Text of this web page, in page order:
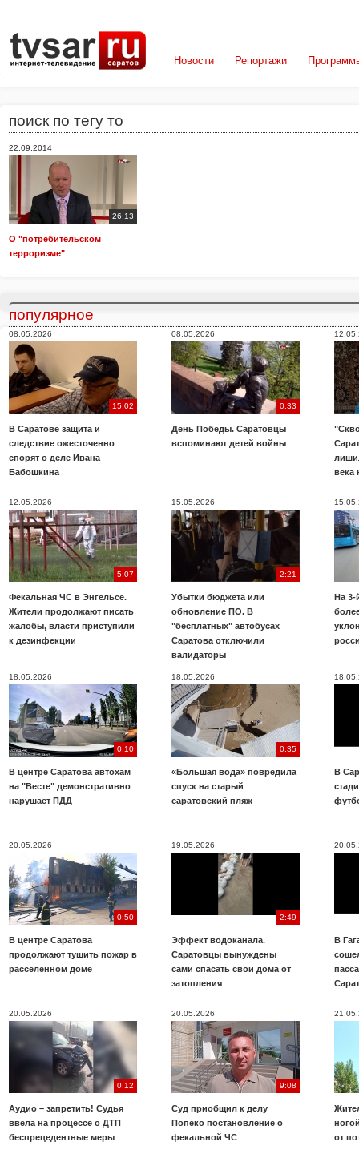
Новости Репортажи
поиск по тегу то
22.09.2014
26:13
О "потребительском
терроризме"
популярное
08.05.2026
15:02
В Саратове защита и
следствие ожесточенно
спорят о деле Ивана
Бабошкина
08.05.2026
0:33
День Победы. Саратовцы
вспоминают детей войны
века
12.05.2026
5:07
Фекальная ЧС в Энгельсе.
Жители продолжают писать
жалобы, власти приступили
к дезинфекции
15.05.2026
2:21
Убытки бюджета или
обновление ПО. В
"бесплатных" автобусах
Саратова отключили
валидаторы
На 3-
18.05.2026
0:10
В центре Саратова автохам
на "Весте" демонстративно
нарушает ПДД
18.05.2026
0:35
«Большая вода» повредила
спуск на старый
саратовский пляж
В
20.05.2026
0:50
В центре Саратова
продолжают тушить пожар в
расселенном доме
19.05.2026
2:49
Эффект водоканала.
Саратовцы вынуждены
сами спасать свои дома от
затопления
В
20.05.2026
0:12
Аудио – запретить! Судья
ввела на процессе о ДТП
беспрецедентные меры
20.05.2026
9:08
Суд приобщил к делу
Попеко постановление о
фекальной ЧС
от